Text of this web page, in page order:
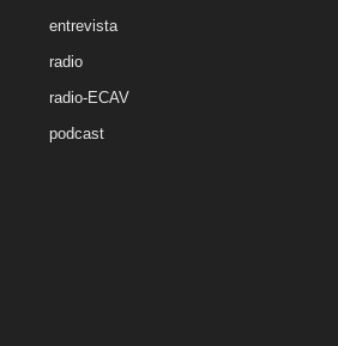
entrevista
radio
radio-ECAV
podcast